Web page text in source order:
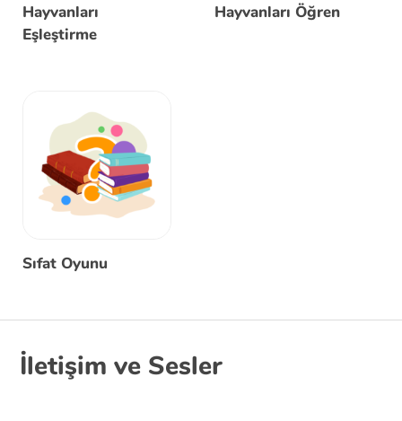
Hayvanları
Eşleştirme
Hayvanları Öğren
Sıfat Oyunu
İletişim ve Sesler